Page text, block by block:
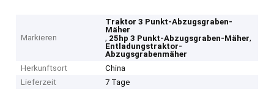
Markieren
Traktor 3 Punkt-Abzugsgraben-
Mäher
, 25hp 3 Punkt-Abzugsgraben-Mäher,
Entladungstraktor-
Abzugsgrabenmäher
Herkunftsort
China
Lieferzeit
7 Tage